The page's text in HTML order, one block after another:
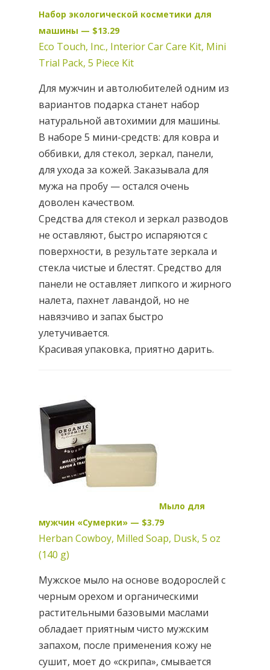
Набор экологической косметики для
машины — $13.29
Eco Touch, Inc., Interior Car Care Kit, Mini
Trial Pack, 5 Piece Kit
Для мужчин и автолюбителей одним из
вариантов подарка станет набор
натуральной автохимии для машины.
В наборе 5 мини-средств: для ковра и
оббивки, для стекол, зеркал, панели,
для ухода за кожей. Заказывала для
мужа на пробу — остался очень
доволен качеством.
Средства для стекол и зеркал разводов
не оставляют, быстро испаряются с
поверхности, в результате зеркала и
стекла чистые и блестят. Средство для
панели не оставляет липкого и жирного
налета, пахнет лавандой, но не
навязчиво и запах быстро
улетучивается.
Красивая упаковка, приятно дарить.
Мыло для
мужчин «Сумерки» — $3.79
Herban Cowboy, Milled Soap, Dusk, 5 oz
(140 g)
Мужское мыло на основе водорослей с
черным орехом и органическими
растительными базовыми маслами
обладает приятным чисто мужским
запахом, после применения кожу не
сушит, моет до «скрипа», смывается